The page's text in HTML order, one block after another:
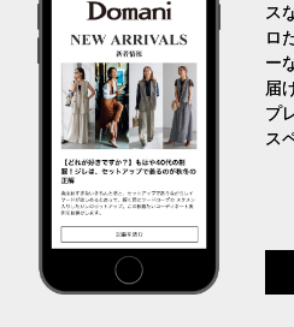
ス
ロ
ー
届
プ
ス